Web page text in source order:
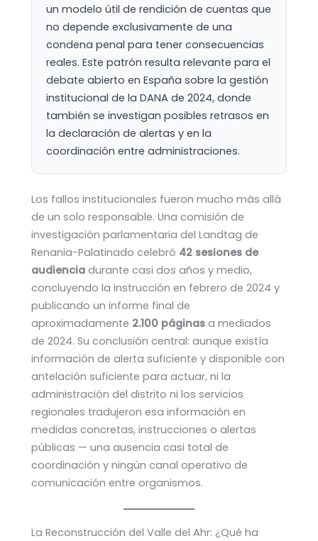
un modelo útil de rendición de cuentas que
no depende exclusivamente de una
condena penal para tener consecuencias
reales. Este patrón resulta relevante para el
debate abierto en España sobre la gestión
institucional de la DANA de 2024, donde
también se investigan posibles retrasos en
la declaración de alertas y en la
coordinación entre administraciones.
Los fallos institucionales fueron mucho más allá
de un solo responsable. Una comisión de
investigación parlamentaria del Landtag de
Renania-Palatinado celebró 42 sesiones de
audiencia durante casi dos años y medio,
concluyendo la instrucción en febrero de 2024 y
publicando un informe final de
aproximadamente 2.100 páginas a mediados
de 2024. Su conclusión central: aunque existía
información de alerta suficiente y disponible con
antelación suficiente para actuar, ni la
administración del distrito ni los servicios
regionales tradujeron esa información en
medidas concretas, instrucciones o alertas
públicas — una ausencia casi total de
coordinación y ningún canal operativo de
comunicación entre organismos.
La Reconstrucción del Valle del Ahr: ¿Qué ha